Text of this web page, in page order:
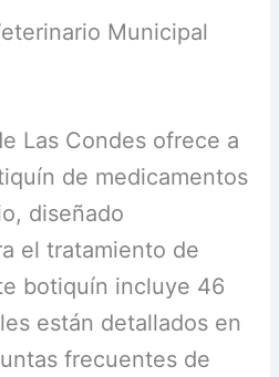
Municipal
Las Condes ofrece a
de medicamentos
diseñado
el tratamiento de
botiquín incluye 46
están detallados en
frecuentes de